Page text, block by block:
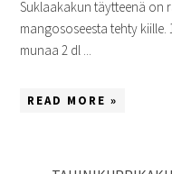
Suklaakakun täytteenä on
mangososeesta tehty kiille.
munaa 2 dl ...
READ MORE »